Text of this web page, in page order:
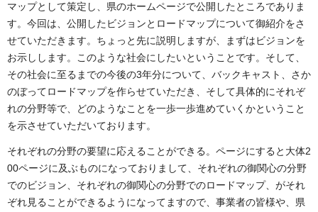
マップとして策定し、県のホームページで公開したところでありま
す。今回は、公開したビジョンとロードマップについて御紹介をさ
せていただきます。ちょっと先に説明しますが、まずはビジョンを
お示しします。このような社会にしたいということです。そして、
その社会に至るまでの今後の3年分について、バックキャスト、さか
のぼってロードマップを作らせていただき、そして具体的にそれぞ
れの分野等で、どのようなことを一歩一歩進めていくかということ
を示させていただいております。
それぞれの分野の要望に応えることができる。ページにすると大体2
00ページに及ぶものになっておりまして、それぞれの御関心の分野
でのビジョン、それぞれの御関心の分野でのロードマップ、がそれ
ぞれ見ることができるようになってますので、事業者の皆様や、県